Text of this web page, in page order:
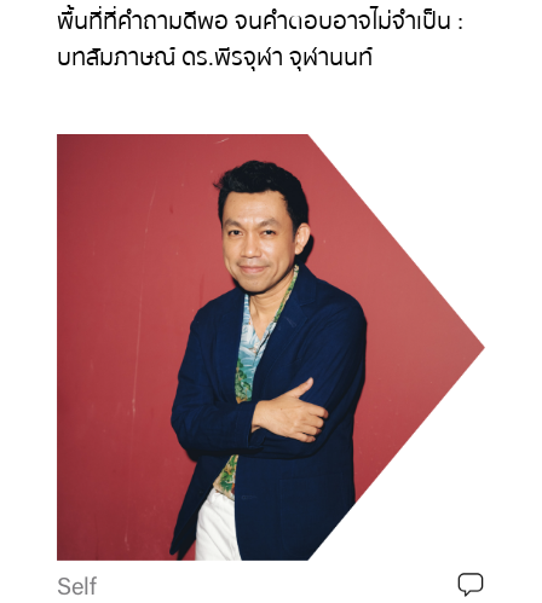
พื้นที่ที่คำถามดีพอ จนคำตอบอาจไม่จำเป็น :
บทสัมภาษณ์ ดร.พีรจุฬา จุฬานนท์
Self